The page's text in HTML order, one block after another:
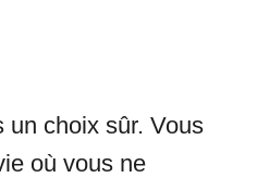
un choix sûr. Vous
où vous ne